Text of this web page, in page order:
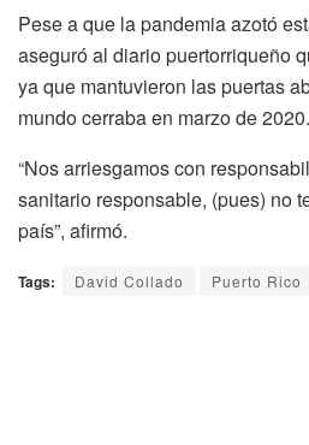
Pese a que la pandemia azotó
aseguró al diario puertorriqueño
ya que mantuvieron las puertas
mundo cerraba en marzo de 2020.
“Nos arriesgamos con
sanitario responsable, (pues) no
país”, afirmó.
Tags: David Collado Puerto Rico